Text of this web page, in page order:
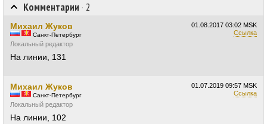
Комментарии · 2
01.08.2017 03:02 MSK
Ссылка
Михаил Жуков
Санкт-Петербург
Локальный редактор
На линии, 131
01.07.2019 09:57 MSK
Ссылка
Михаил Жуков
Санкт-Петербург
Локальный редактор
На линии, 102